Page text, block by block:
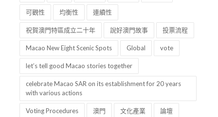
可觀性 均衡性 連續性
祝賀澳門特區成立二十年 說好澳門故事 投票流程
Macao New Eight Scenic Spots Global vote
let’s tell good Macao stories together
celebrate Macao SAR on its establishment for 20 years
with various actions
Voting Procedures 澳門 文化產業 論壇